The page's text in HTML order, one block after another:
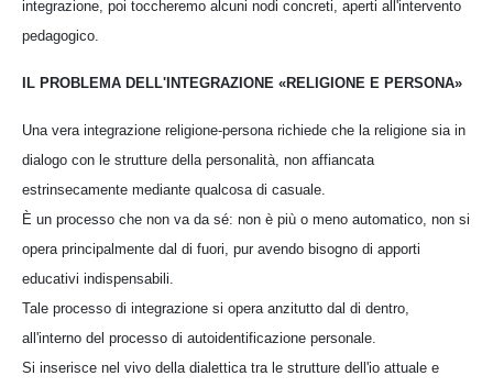
integrazione, poi toccheremo alcuni nodi concreti, aperti all'intervento
pedagogico.
IL PROBLEMA DELL'INTEGRAZIONE «RELIGIONE E PERSONA»
Una vera integrazione religione-persona richiede che la religione sia in
dialogo con le strutture della personalità, non affiancata
estrinsecamente mediante qualcosa di casuale.
È un processo che non va da sé: non è più o meno automatico, non si
opera principalmente dal di fuori, pur avendo bisogno di apporti
educativi indispensabili.
Tale processo di integrazione si opera anzitutto dal di dentro,
all'interno del processo di autoidentificazione personale.
Si inserisce nel vivo della dialettica tra le strutture dell'io attuale e